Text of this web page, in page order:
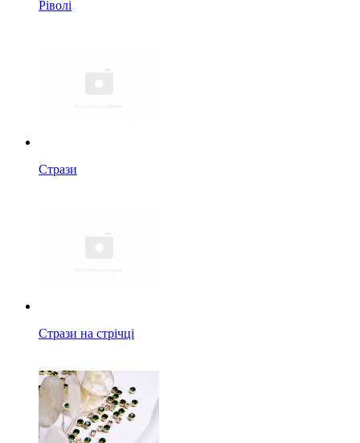
Ріволі
Стрази
Стрази на стрічці